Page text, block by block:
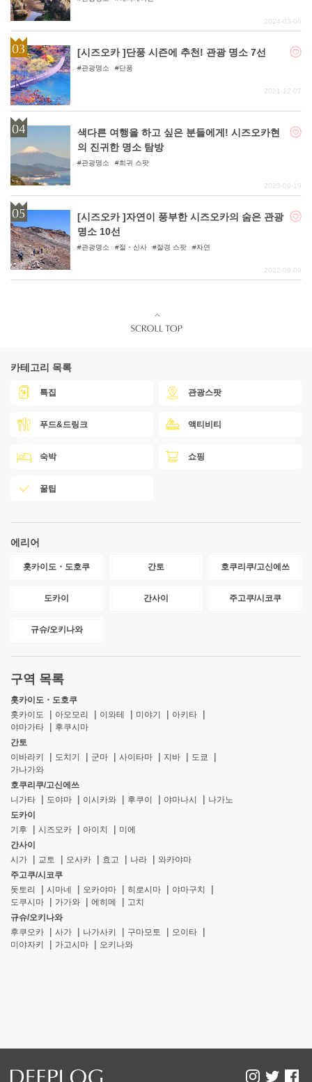
2024-03-06
[시즈오카 ]단풍 시즌에 추천! 관광 명소 7선
관광명소 단풍
2021-12-07
색다른 여행을 하고 싶은 분들에게! 시즈오카현
의 진귀한 명소 탐방
관광명소 희귀 스팟
2023-09-19
[시즈오카 ]자연이 풍부한 시즈오카의 숨은 관광
명소 10선
관광명소 절・신사 절경 스팟 자연
2022-09-09
카테고리 목록
특집 관광스팟
푸드&드링크 액티비티
숙박 쇼핑
꿀팁
에리어
홋카이도・도호쿠 간토 호쿠리쿠/고신에쓰
도카이 간사이 주고쿠/시코쿠
규슈/오키나와
구역 목록
홋카이도・도호쿠
홋카이도
아오모리 이와테 미야기
아키타
야마가타
후쿠시마
간토
이바라키
도치기 군마 사이타마 지바
도쿄
가나가와
호쿠리쿠/고신에쓰
니가타
도야마 이시카와 후쿠이 야마나시
나가노
도카이
기후
시즈오카 아이치
미에
간사이
시가
교토 오사카 효고 나라
와카야마
주고쿠/시코쿠
돗토리
시마네 오카야마 히로시마
야마구치
도쿠시마
가가와 에히메
고치
규슈/오키나와
후쿠오카
사가 나가사키 구마모토
오이타
미야자키
가고시마 오키나와